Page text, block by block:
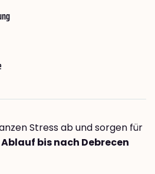
Stress ab und sorgen für
bis nach Debrecen